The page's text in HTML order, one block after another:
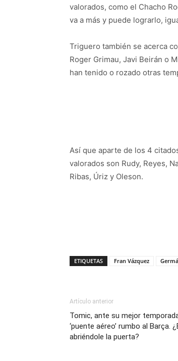
valorados, como el Chacho
va a más y puede lograrlo,
Triguero también se acerca
Roger Grimau, Javi Beirán o
han tenido o rozado otras
Así que aparte de los 4
valorados son Rudy, Reyes,
Ribas, Úriz y Oleson.
ETIQUETAS Fran Vázquez
Artículo anterior
Tomic, ante su mejor
‘puente aéreo’ rumbo al Barça.
abriéndole la puerta?